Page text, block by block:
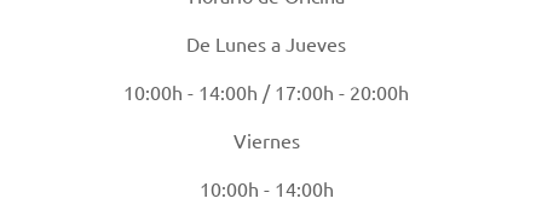
De Lunes a Jueves
10:00h - 14:00h / 17:00h - 20:00h
Viernes
10:00h - 14:00h